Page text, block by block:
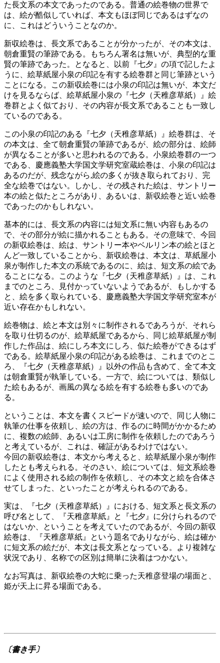
た長文系の本文であったのである。普通の絵巻物の世界で
は、絵が酷似していれば、本文もほぼ同じであるはずなの
に、これはどういうことなのか。
新収絵巻は、長文系であることが分かったが、その本文は、
朝倉重賢の筆跡である。もちろん署名は無いが、典型的な重
賢の筆跡であった。となると、以前『七夕』の項で記したよ
うに、絵草紙屋小泉の印記を有する絵巻群と同じ筆跡という
ことになる。この新収絵巻には小泉の印記は無いが、本文だ
けを見るならば、絵草紙屋小泉の『七夕（天稚彦草紙）』絵
巻群とよく似ており、その内容が長文系であることも一致し
ているのである。
この小泉の印記のある『七夕（天稚彦草紙）』絵巻群は、そ
の本文は、全て朝倉重賢の筆跡であるが、絵の部分は、絵師
が異なることが多いと思われるのである。小泉絵巻群の一つ
である、慶應義塾大学国文学研究室蔵絵巻は、小泉の印記は
あるのだが、残念ながら,絵の多くが抜き取られており、完
全な絵巻ではない。しかし、その残された絵は、サントリー
本の絵と似たところがあり、あるいは、新収絵巻と近い絵巻
であったのかもしれない。
基本的には、長文系の内容には短文系に無い内容もあるの
で、その部分が絵に描かれることもある。その意味で、今回
の新収絵巻は、絵は、サントリー本やベルリン本の絵とほと
んど一致していることから、新収絵巻は、本文は、草紙屋小
泉が制作した本文の系統であるのに、絵は、短文系の絵であ
ることになる。このような『七夕（天稚彦草紙）』は、これ
までのところ、見付かっていないようであるが、もしかする
と、絵を多く取られている、慶應義塾大学国文学研究室本が
近い存在かもしれない。
絵巻物は、絵と本文は別々に制作されるであろうが、それら
を取り仕切るのが、絵草紙屋であるから、同じ絵草紙屋が制
作した作品は、絵にしろ本文にしろ、似た絵巻ができるはず
である。絵草紙屋小泉の印記がある絵巻は、これまでのとこ
ろ、『七夕（天稚彦草紙）』以外の作品も含めて、全て本文
は朝倉重賢が執筆している。一方で、絵については、類似し
た絵もあるが、画風の異なる絵を有する絵巻も多いのであ
る。
ということは、本文を書くスピードが速いので、同じ人物に
執筆の仕事を依頼し、絵の方は、作るのに時間がかかるため
に、複数の絵師、あるいは工房に制作を依頼したのであろう
と考えているが、これは、確証があるわけではない。
今回の新収絵巻は、本文から考えると、絵草紙屋小泉が制作
したとも考えられる。そのさい、絵については、短文系絵巻
によく使用される絵の制作を依頼し、その本文と絵を合体さ
せてしまった、といったことが考えられるのである。
実は、『七夕（天稚彦草紙）』における、短文系と長文系の
呼び名として、『天稚彦草紙』と『七夕』に分けられるので
はないか、ということを考えていたのであるが、今回の新収
絵巻は、『天稚彦草紙』という題名でありながら、絵は確か
に短文系の絵だが、本文は長文系となっている。より複雑な
状況であり、名称での区別は簡単に決着はつかない。
なお写真は、新収絵巻の大蛇に乗った天稚彦登場の場面と、
姫が天上に昇る場面である。
〔書き手〕